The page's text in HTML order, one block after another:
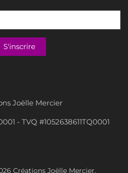
Joëlle Mercier
- TVQ #1052638611TQ0001
Créations Joëlle Mercier.